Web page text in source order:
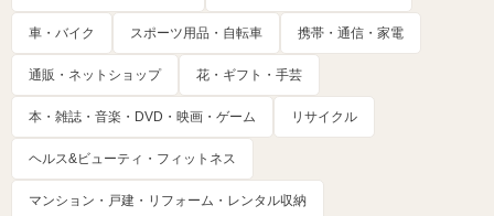
車・バイク スポーツ用品・自転車 携帯・通信・家電
通販・ネットショップ 花・ギフト・手芸
本・雑誌・音楽・DVD・映画・ゲーム リサイクル
ヘルス&ビューティ・フィットネス
マンション・戸建・リフォーム・レンタル収納